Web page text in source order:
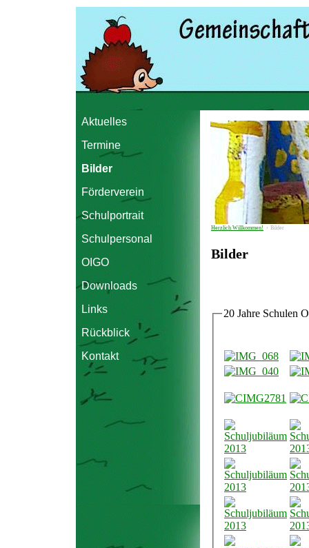
Aktuelles
Termine
Bilder
Förderverein
Schulportrait
Schulpersonal
OIGO
Downloads
Links
Rückblick
Kontakt
Herzlich Willkommen! › Bilder
Bilder
20 Jahre Schulen